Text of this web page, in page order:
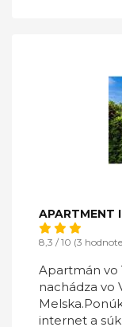
APARTMENT
8,3 / 10 (3
Apartmán vo
nachádza vo
internet a